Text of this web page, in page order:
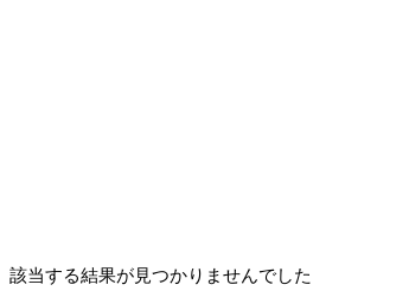
該当する結果が見つかりませんでした